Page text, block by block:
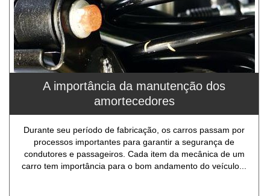
A importância da manutenção dos
amortecedores
Durante seu período de fabricação, os carros passam por
processos importantes para garantir a segurança de
condutores e passageiros. Cada item da mecânica de um
carro tem importância para o bom andamento do veículo...